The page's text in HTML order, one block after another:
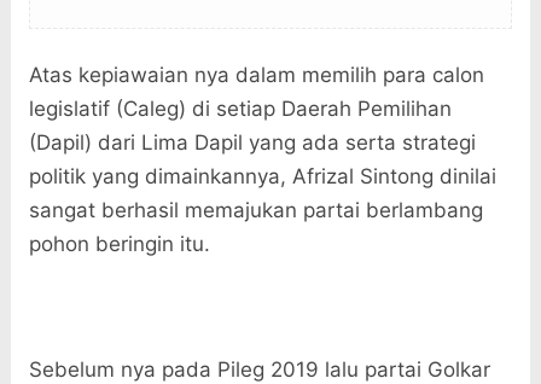
Atas kepiawaian nya dalam memilih para calon
legislatif (Caleg) di setiap Daerah Pemilihan
(Dapil) dari Lima Dapil yang ada serta strategi
politik yang dimainkannya, Afrizal Sintong dinilai
sangat berhasil memajukan partai berlambang
pohon beringin itu.
Sebelum nya pada Pileg 2019 lalu partai Golkar